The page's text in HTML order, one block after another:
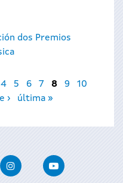
dos Premios
4 5 6 7 8 9
10
› última »
InstagramYoutube